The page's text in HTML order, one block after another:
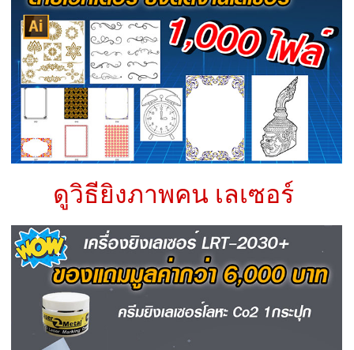
ดูวิธียิงภาพคน เลเซอร์